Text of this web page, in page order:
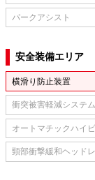
パークアシスト
安全装備エリア
横滑り防止装置
衝突被害軽減システム
オートマチックハイ
頸部衝撃緩和ヘッド